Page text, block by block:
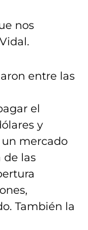
nos
entre las
el
y
mercado
de las
También la